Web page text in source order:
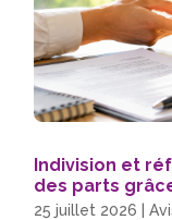
Indivision et
des parts
25 juillet 2026 |